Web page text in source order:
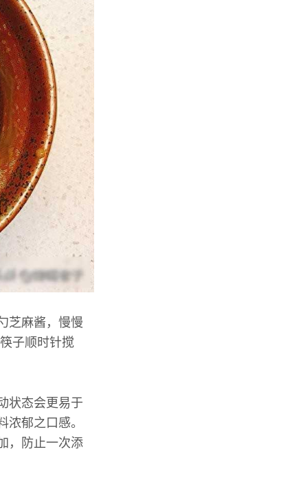
芝麻酱，慢慢
子顺时针搅
状态会更易于
郁之口感。
，防止一次添